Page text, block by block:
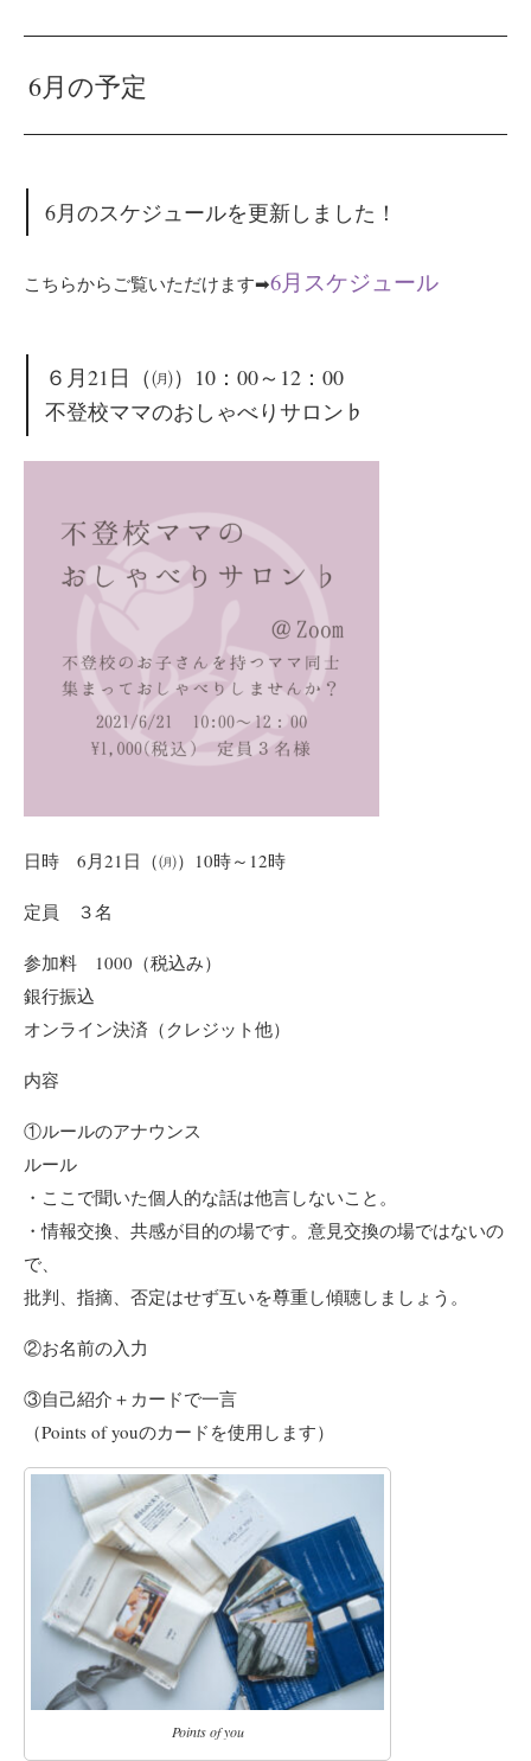
6月の予定
6月のスケジュールを更新しました！
こちらからご覧いただけます➡6月スケジュール
６月21日（㈪） 10：00～12：00
不登校ママのおしゃべりサロン♭
日時 6月21日（㈪）10時～12時
定員 ３名
参加料 1000（税込み）
銀行振込
オンライン決済（クレジット他）
内容
①ルールのアナウンス
ルール
・ここで聞いた個人的な話は他言しないこと。
・情報交換、共感が目的の場です。意見交換の場ではないの
で、
批判、指摘、否定はせず互いを尊重し傾聴しましょう。
②お名前の入力
③自己紹介＋カードで一言
（Points of youのカードを使用します）
Points of you